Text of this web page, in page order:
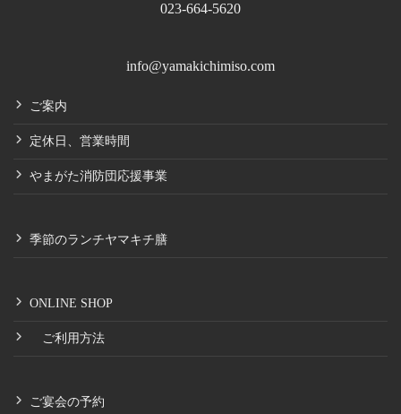
023-664-5620
info@yamakichimiso.com
ご案内
定休日、営業時間
やまがた消防団応援事業
季節のランチヤマキチ膳
ONLINE SHOP
ご利用方法
ご宴会の予約